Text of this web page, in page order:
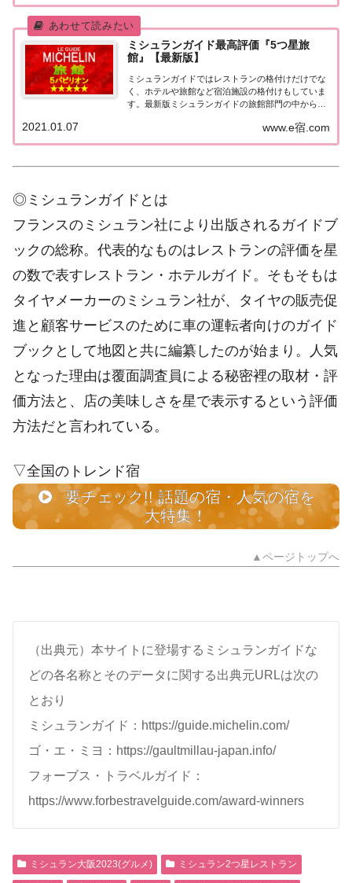
ングなどで常に上位を賑わす有名ホテル。各ホテル
の...
ミシュランガイド最高評価『5つ星旅
館』【最新版】
ミシュランガイドではレストランの格付けだけでな
く、ホテルや旅館など宿泊施設の格付けもしていま
す。最新版ミシュランガイドの旅館部門の中から最
とめてみました♪ いずれも人気ランキングなどで常
に上位を賑わす有名旅館。各旅館の情報と口コミ評
www.e宿.com
2021.01.07
◎ミシュランガイドとは
フランスのミシュラン社により出版されるガイドブ
ックの総称。代表的なものはレストランの評価を星
の数で表すレストラン・ホテルガイド。そもそもは
タイヤメーカーのミシュラン社が、タイヤの販売促
進と顧客サービスのために車の運転者向けのガイド
ブックとして地図と共に編纂したのが始まり。人気
となった理由は覆面調査員による秘密裡の取材・評
価方法と、店の美味しさを星で表示するという評価
方法だと言われている。
▽全国のトレンド宿
要チェック!! 話題の宿・人気の宿を
大特集！
▲ページトップへ
（出典元）本サイトに登場するミシュランガイドな
どの各名称とそのデータに関する出典元URLは次の
とおり
ミシュランガイド：https://guide.michelin.com/
ゴ・エ・ミヨ：https://gaultmillau-japan.info/
フォーブス・トラベルガイド：
https://www.forbestravelguide.com/award-winners
ミシュラン大阪2023(グルメ) ミシュラン2つ星レストラン